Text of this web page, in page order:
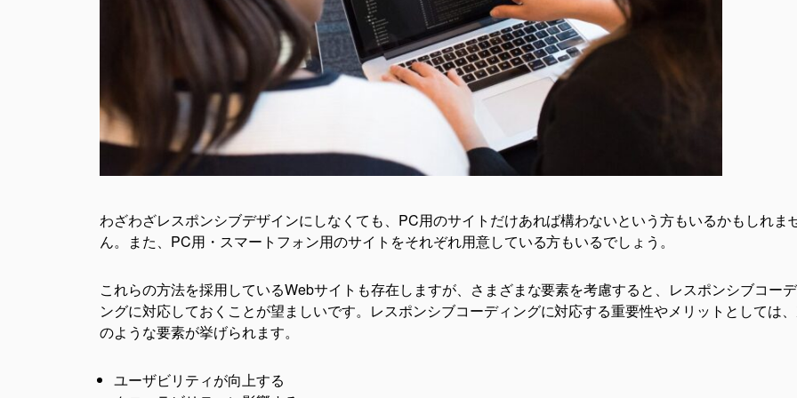
わざわざレスポンシブデザインにしなくても、PC用のサイトだけあれば構わないという方もいるかもしれま
ん。また、PC用・スマートフォン用のサイトをそれぞれ用意している方もいるでしょう。
これらの方法を採用しているWebサイトも存在しますが、さまざまな要素を考慮すると、レスポンシブコー
ングに対応しておくことが望ましいです。レスポンシブコーディングに対応する重要性やメリットとしては
のような要素が挙げられます。
ユーザビリティが向上する